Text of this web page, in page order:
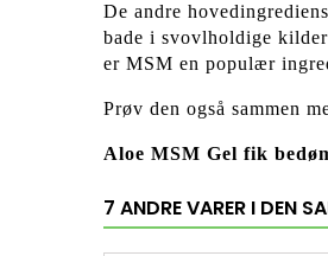
De andre
bade i svovlholdige
er MSM en populær
Prøv den også sammen
Aloe MSM Gel fik
7 ANDRE VARER I DEN